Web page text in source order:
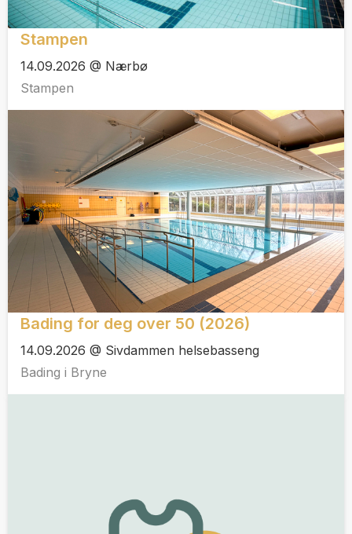
Stampen
14.09.2026 @ Nærbø
Stampen
Bading for deg over 50 (2026)
14.09.2026 @ Sivdammen helsebasseng
Bading i Bryne